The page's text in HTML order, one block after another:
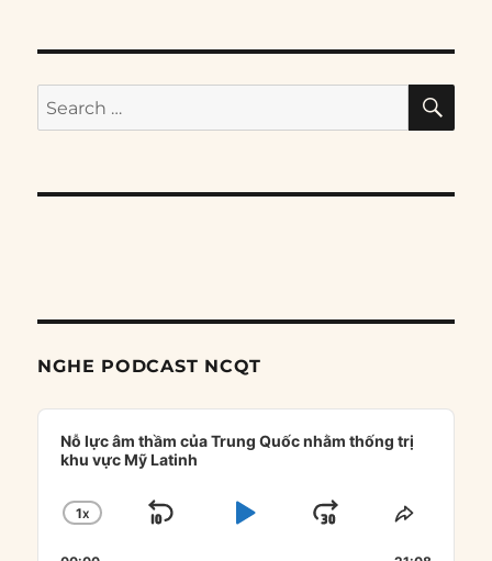
Search
for:
NGHE PODCAST NCQT
Audio
Player
Nỗ lực âm thầm của Trung Quốc nhằm thống trị
khu vực Mỹ Latinh
CHANGE
1X
SKIP
PLAYJUMPSHARE